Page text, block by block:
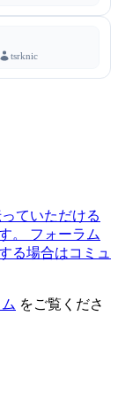
tsrknic
ていただける
。
フォーラム
る場合はコミュ
をご覧くださ